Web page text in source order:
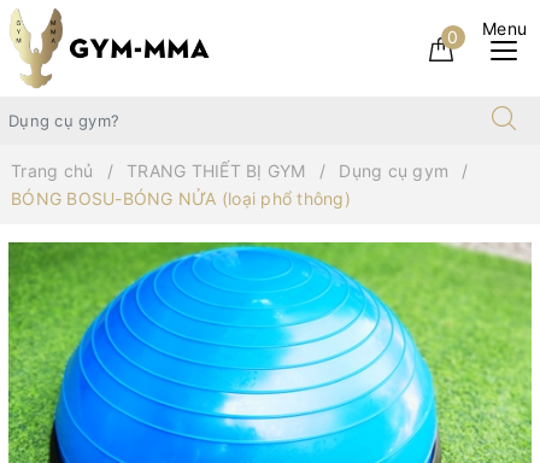
0
Trang chủ TRANG THIẾT BỊ GYM
Dụng cụ gym
BÓNG BOSU-BÓNG NỬA (loại phổ thông)